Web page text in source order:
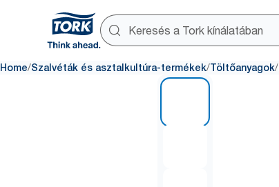
Home/Szalvéták és asztalkultúra-termékek/Töltőanyagok/